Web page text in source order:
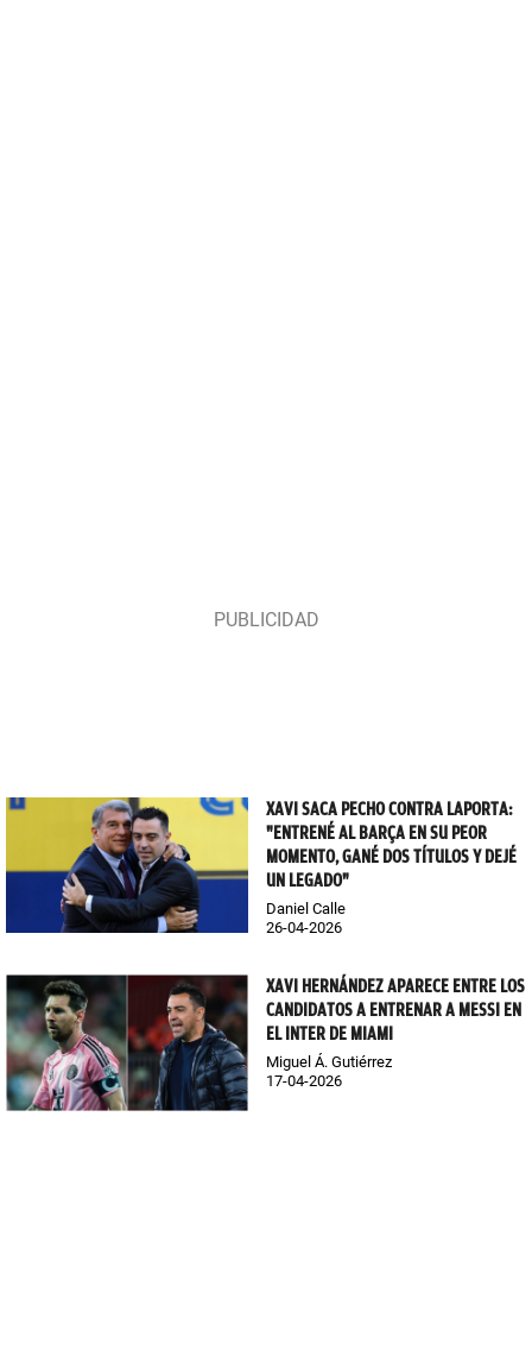
XAVI SACA PECHO CONTRA LAPORTA:
"ENTRENÉ AL BARÇA EN SU PEOR
MOMENTO, GANÉ DOS TÍTULOS Y DEJÉ
UN LEGADO"
Daniel Calle
26-04-2026
XAVI HERNÁNDEZ APARECE ENTRE LOS
CANDIDATOS A ENTRENAR A MESSI EN
EL INTER DE MIAMI
Miguel Á. Gutiérrez
17-04-2026